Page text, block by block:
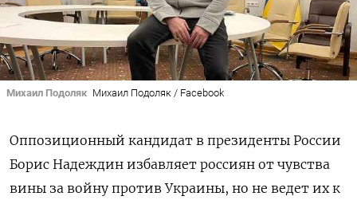
Михаил Подоляк Михаил Подоляк / Facebook
Оппозиционный кандидат в президенты России
Борис Надеждин избавляет россиян от чувства
вины за войну против Украины, но не ведет их к